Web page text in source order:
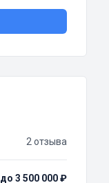
2 отзыва
3 500 000 ₽